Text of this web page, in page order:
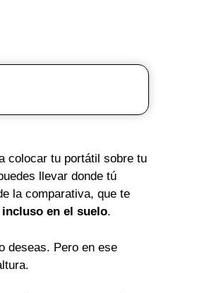
colocar tu portátil sobre tu
llevar donde tú
la comparativa, que te
en el suelo.
deseas. Pero en ese